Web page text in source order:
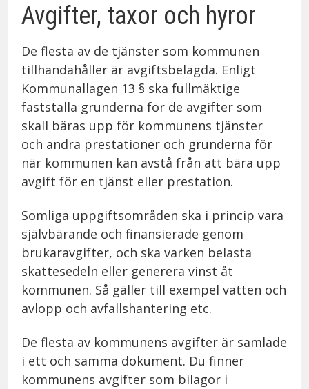
Avgifter, taxor och hyror
De flesta av de tjänster som kommunen
tillhandahåller är avgiftsbelagda. Enligt
Kommunallagen 13 § ska fullmäktige
fastställa grunderna för de avgifter som
skall bäras upp för kommunens tjänster
och andra prestationer och grunderna för
när kommunen kan avstå från att bära upp
avgift för en tjänst eller prestation.
Somliga uppgiftsområden ska i princip vara
självbärande och finansierade genom
brukaravgifter, och ska varken belasta
skattesedeln eller generera vinst åt
kommunen. Så gäller till exempel vatten och
avlopp och avfallshantering etc.
De flesta av kommunens avgifter är samlade
i ett och samma dokument. Du finner
kommunens avgifter som bilagor i